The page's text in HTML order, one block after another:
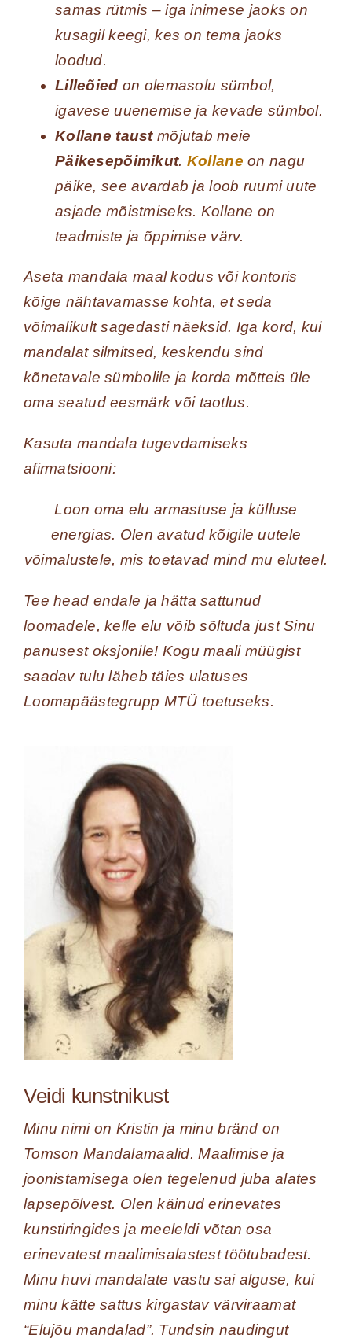
samas rütmis – iga inimese jaoks on
kusagil keegi, kes on tema jaoks
loodud.
Lilleõied on olemasolu sümbol,
igavese uuenemise ja kevade sümbol.
Kollane taustmõjutab meie
Päikesepõimikut. Kollaneon nagu
päike, see avardab ja loob ruumi uute
asjade mõistmiseks. Kollane on
teadmiste ja õppimise värv.
Aseta mandala maal kodus või kontoris
kõige nähtavamasse kohta, et seda
võimalikult sagedasti näeksid. Iga kord, kui
mandalat silmitsed, keskendu sind
kõnetavale sümbolile ja korda mõtteis üle
oma seatud eesmärk või taotlus.
Kasuta mandala tugevdamiseks
afirmatsiooni:
Loon oma elu armastuse ja külluse
energias. Olen avatud kõigile uutele
võimalustele, mis toetavad mind mu eluteel.
Tee head endale ja hätta sattunud
loomadele, kelle elu võib sõltuda just Sinu
panusest oksjonile! Kogu maali müügist
saadav tulu läheb täies ulatuses
Loomapäästegrupp MTÜ toetuseks.
Veidi kunstnikust
Minu nimi on Kristin ja minu bränd on
Tomson Mandalamaalid. Maalimise ja
joonistamisega olen tegelenud juba alates
lapsepõlvest. Olen käinud erinevates
kunstiringides ja meeleldi võtan osa
erinevatest maalimisalastest töötubadest.
Minu huvi mandalate vastu sai alguse, kui
minu kätte sattus kirgastav värviraamat
“Elujõu mandalad”. Tundsin naudingut